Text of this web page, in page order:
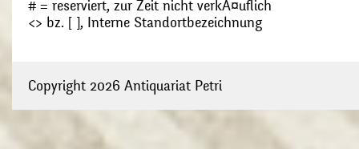
# = reserviert, zur Zeit nicht verkÃ¤uflich
<> bz. [ ], Interne Standortbezeichnung
Copyright 2026 Antiquariat Petri